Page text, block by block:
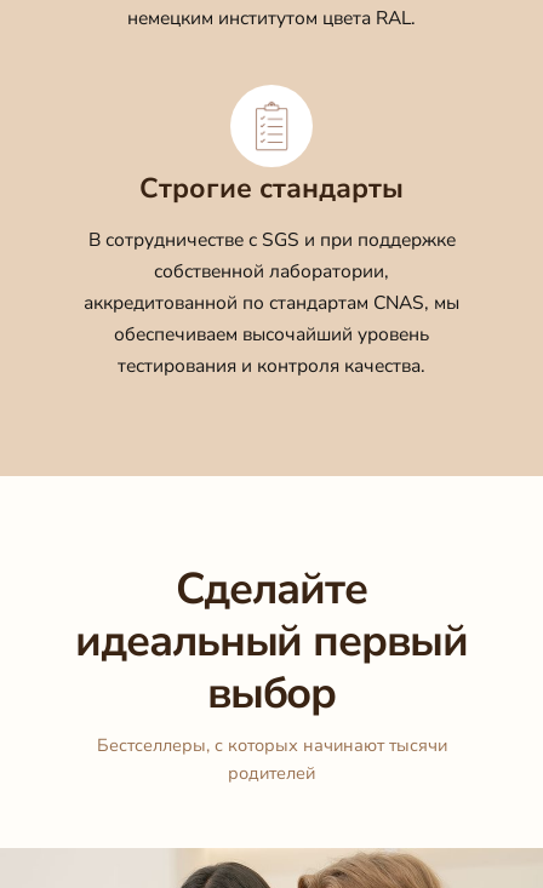
немецким институтом цвета RAL.
Строгие стандарты
В сотрудничестве с SGS и при поддержке
собственной лаборатории,
аккредитованной по стандартам CNAS, мы
обеспечиваем высочайший уровень
тестирования и контроля качества.
Сделайте
идеальный первый
выбор
Бестселлеры, с которых начинают тысячи
родителей